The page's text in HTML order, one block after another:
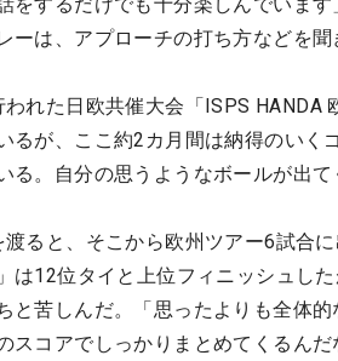
ーは、アプローチの打ち方などを聞
れた日欧共催大会「ISPS HANDA
るが、ここ約2カ月間は納得のいく
る。自分の思うようなボールが出て
ると、そこから欧州ツアー6試合
は12位タイと上位フィニッシュし
と苦しんだ。「思ったよりも全体
スコアでしっかりまとめてくるん